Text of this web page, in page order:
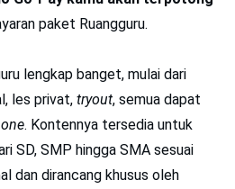
paket Ruangguru.
lengkap banget, mulai dari
les privat, tryout, semua dapat
. Kontennya tersedia untuk
SD, SMP hingga SMA sesuai
dan dirancang khusus oleh